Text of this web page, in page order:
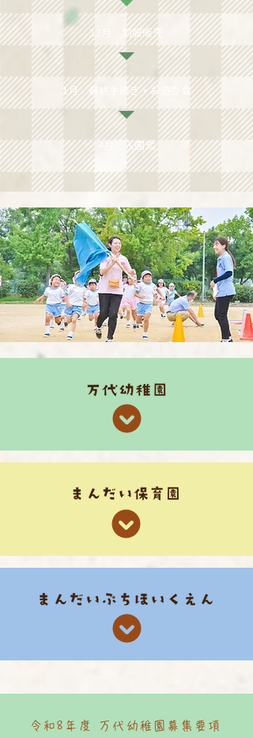
​12月 制服販売
1月 最終手続き・お遊び会
​4月 入園式
令和8年度 万代幼稚園募集要項